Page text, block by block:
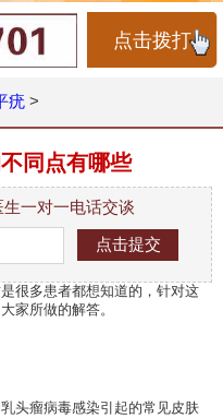
点击拨打
疣>
同点有哪些
一对一电话交谈
多患者都想知道的，针对这
家所做的解答。
瘤病毒感染引起的常见皮肤